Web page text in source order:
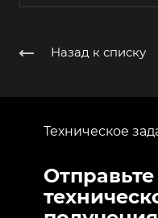
Назад к списку
Техническое